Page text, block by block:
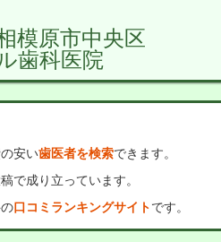
模原市中央区
歯科医院
安い歯医者を検索できます。
で成り立っています。
口コミランキングサイトです。